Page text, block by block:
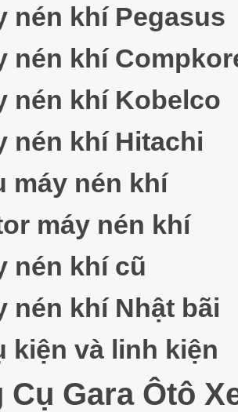
nén khí Pegasus
nén khí
nén khí Kobelco
nén khí Hitachi
máy nén khí
máy nén khí
nén khí cũ
nén khí Nhật bãi
kiện và linh kiện
Cụ Gara Ôtô